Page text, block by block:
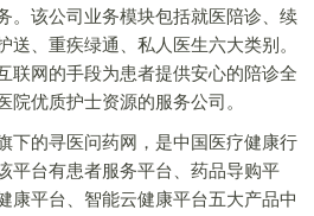
。该公司业务模块包括就医陪诊、续
送、重疾绿通、私人医生六大类别。
联网的手段为患者提供安心的陪诊全
院优质护士资源的服务公司。
的寻医问药网，是中国医疗健康行
平台有患者服务平台、药品导购平
康平台、智能云健康平台五大产品中